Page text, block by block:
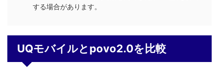
する場合があります。
UQモバイルとpovo2.0を比較